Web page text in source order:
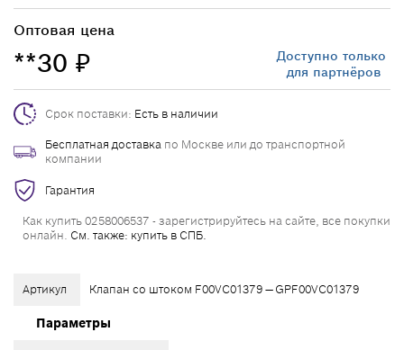
Артикул Клапан со штоком F00VC01379 — GPF00VC01379
Параметры
Оптовая цена
**30 ₽
Доступно только
для партнёров
Срок поставки: Есть в наличии
Бесплатная доставка по Москве или до транспортной
компании
Гарантия
Как купить 0258006537 - зарегистрируйтесь на сайте, все покупки
онлайн. См. также: купить в СПБ.